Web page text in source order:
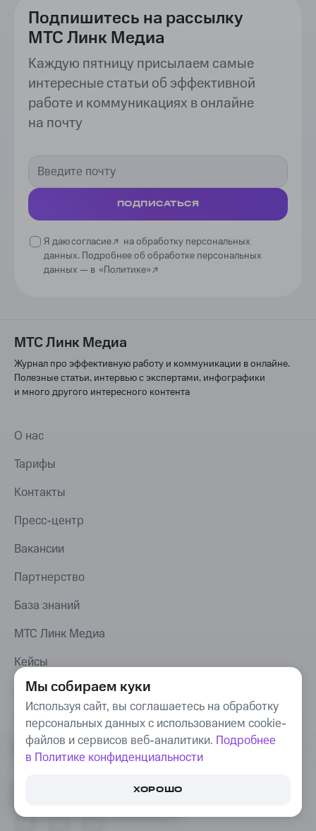
Мы собираем куки
Используя сайт, вы соглашаетесь на обработку
персональных данных с использованием cookie-
файлов и сервисов веб-аналитики. Подробнее
в Политике конфиденциальности
ХОРОШО
ПЛАТФОРМУ ДЛЯ РАБОТЫ,
Подпишитесь на рассылку
МТС Линк Медиа
Каждую пятницу присылаем самые
интересные статьи об эффективной
работе и коммуникациях в онлайне
на почту
ПОДПИСАТЬСЯ
Я даюсогласие
на обработку персональных
данных. Подробнее об обработке персональных
данных — в «Политике»
МТС Линк Медиа
Журнал про эффективную работу и коммуникации в онлайне.
Полезные статьи, интервью с экспертами, инфографики
и много другого интересного контента
О нас
Тарифы
Контакты
Пресс-центр
Вакансии
Партнерство
База знаний
МТС Линк Медиа
Кейсы
Обучающие материалы
Мероприятия
Поддержка 24/7